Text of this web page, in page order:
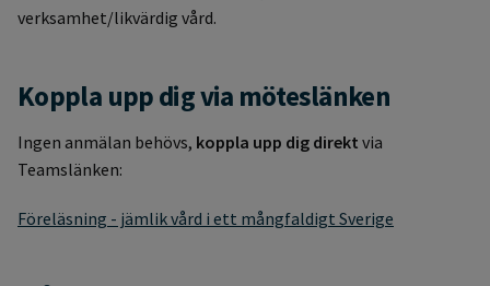
verksamhet/likvärdig vård.
Koppla upp dig via möteslänken
Ingen anmälan behövs, koppla upp dig direkt via
Teamslänken:
Föreläsning - jämlik vård i ett mångfaldigt Sverige